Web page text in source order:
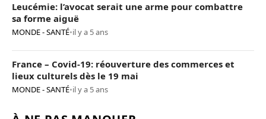
Leucémie: l’avocat serait une arme pour combattre
sa forme aiguë
MONDE - SANTÉ•il y a 5 ans
France – Covid-19: réouverture des commerces et
lieux culturels dès le 19 mai
MONDE - SANTÉ•il y a 5 ans